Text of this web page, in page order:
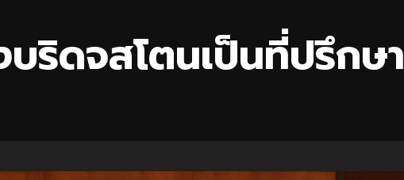
ริดจสโตนเป็นที่ปรึกษา